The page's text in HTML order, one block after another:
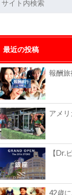
最近の投稿
報酬
アメ
【Dr.
42歳